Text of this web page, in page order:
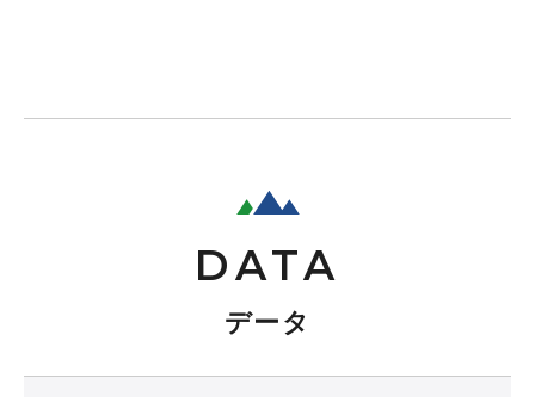
DATA
データ